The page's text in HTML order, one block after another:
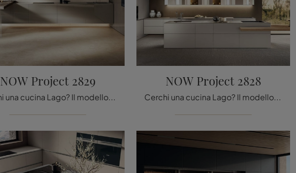
NOW Project 2829
Cerchi una cucina Lago? Il modello NOW Project 2829 in vetro ti attende nel nostro negozio di Cucine Design con penisola.
NOW Project 2828
Cerchi una cucina Lago? Il modello NOW Project 2828 in laccato opaco ti attende nel nostro negozio di Cucine Design con isola.